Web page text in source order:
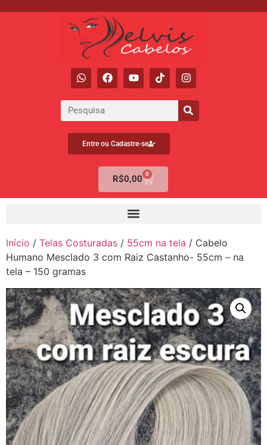
Entre ou Cadastre-se
R$0,00 0
Início / Telas Costuradas / 55cm na tela / Cabelo
Humano Mesclado 3 com Raiz Castanho- 55cm – na
tela – 150 gramas